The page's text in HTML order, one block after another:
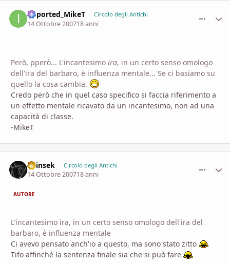
imported_MikeT Circolo degli Antichi
14 Ottobre 200718 anni
Però, pperò... L'incantesimo ira, in un certo senso omologo
dell'ira del barbaro, è influenza mentale... Se ci basiamo su
quello la cosa cambia.
Credo però che in quel caso specifico si faccia riferimento a
un effetto mentale ricavato da un incantesimo, non ad una
capacità di classe.
-MikeT
Shinsek Circolo degli Antichi
14 Ottobre 200718 anni
AUTORE
L'incantesimo ira, in un certo senso omologo dell'ira del
barbaro, è influenza mentale
Ci avevo pensato anch'io a questo, ma sono stato zitto
Tifo affinché la sentenza finale sia che si può fare